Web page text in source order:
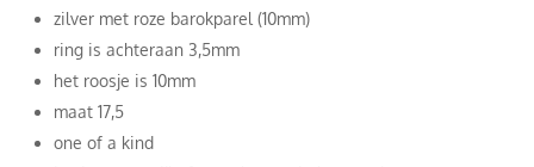
zilver met roze barokparel (10mm)
ring is achteraan 3,5mm
het roosje is 10mm
maat 17,5
one of a kind